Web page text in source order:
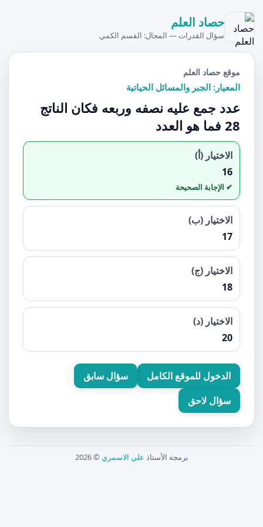
حصاد العلم
سؤال القدرات — المجال: القسم الكمي
موقع حصاد العلم
المعيار: الجبر والمسائل الحياتية
عدد جمع عليه نصفه وربعه فكان الناتج
28 فما هو العدد
الاختيار (أ)
16
الاختيار (ب)
17
الاختيار (ج)
18
الاختيار (د)
20
الدخول للموقع الكامل
سؤال سابق
سؤال لاحق
برمجة الأستاذ علي الاسمري © 2026